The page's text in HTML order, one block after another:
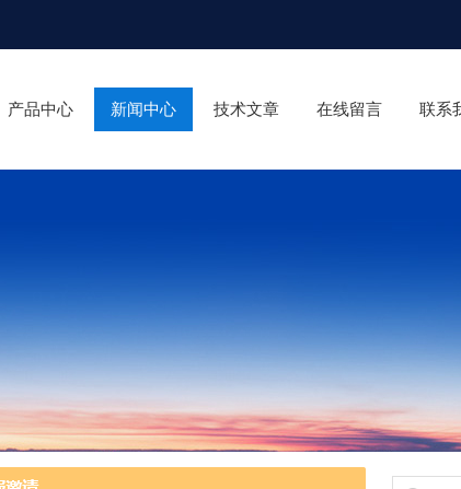
产品中心 新闻中心 技术文章 在线留言 联系